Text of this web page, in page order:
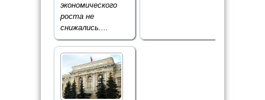
экономического
роста не
снижались....